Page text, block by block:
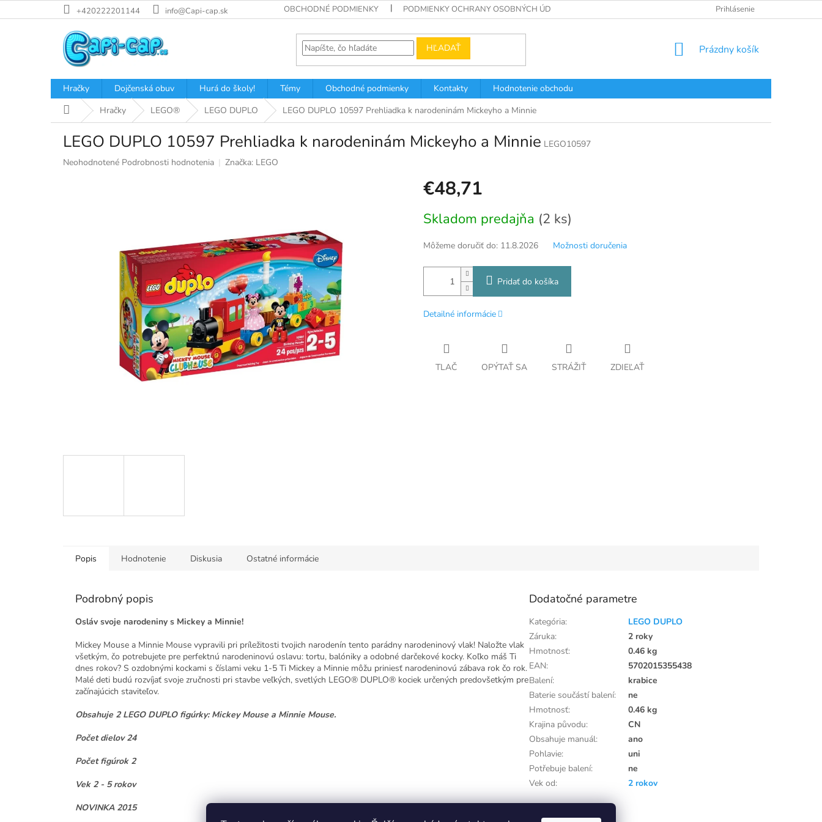
na
+420222201144 info@Capi-cap.sk OBCHODNÉ PODMIENKY PODMIENKY OCHRANY OSOBNÝCH ÚDAJOV Prihlásenie
HĽADAŤ
NÁKUPNÝ
Prázdny košík
Hračky Dojčenská obuv Hurá do školy! Témy Obchodné podmienky Kontakty
Hodnotenie obchodu
DomovHračky LEGO® LEGO DUPLO LEGO DUPLO 10597 Prehliadka k narodeninám Mickeyho a Minnie
LEGO DUPLO 10597 Prehliadka k narodeninám Mickeyho a Minnie LEGO10597
Priemerné
Neohodnotené Podrobnosti hodnotenia Značka: LEGO
€48,71
cena:
Skladom predajňa (2 ks)
Môžeme doručiť do: 11.8.2026 Možnosti doručenia
Pridať do košíka
Detailné informácie
TLAČ OPÝTAŤ SA STRÁŽIŤ ZDIEĽAŤ
Popis Hodnotenie Diskusia Ostatné informácie
Podrobný popis
Osláv svoje narodeniny s Mickey a Minnie!
Mickey Mouse a Minnie Mouse vypravili pri príležitosti tvojich narodenín tento parádny narodeninový vlak! Naložte vlak
všetkým, čo potrebujete pre perfektnú narodeninovú oslavu: tortu, balóniky a odobné darčekové kocky. Koľko máš Ti
dnes rokov? S ozdobnými kockami s číslami veku 1-5 Ti Mickey a Minnie môžu priniesť narodeninovú zábava rok čo rok.
Malé deti budú rozvíjať svoje zručnosti pri stavbe veľkých, svetlých LEGO® DUPLO® kociek určených predovšetkým pre
začínajúcich staviteľov.
Obsahuje 2 LEGO DUPLO figúrky: Mickey Mouse a Minnie Mouse.
Počet dielov 24
Počet figúrok 2
Vek 2 - 5 rokov
NOVINKA 2015
Dodatočné parametre
Kategória:
LEGO DUPLO
Záruka:
2 roky
Hmotnosť:
0.46 kg
EAN:
5702015355438
Balení:
krabice
Baterie součástí balení:
ne
Hmotnosť:
0.46 kg
Krajina původu:
CN
Obsahuje manuál:
ano
Pohlavie:
uni
Potřebuje balení:
ne
Vek od: 2 rokov